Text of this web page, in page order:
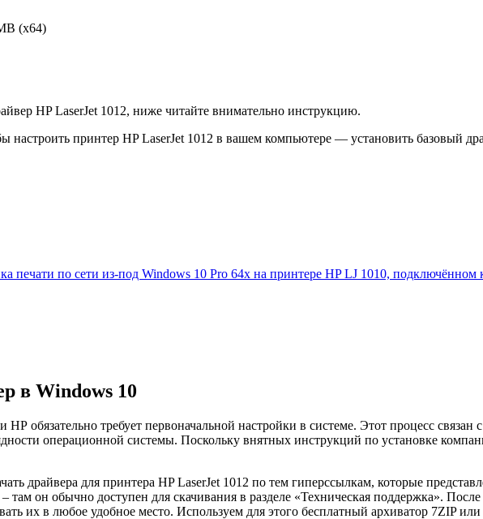
(x64)
HP LaserJet 1012, ниже читайте внимательно инструкцию.
настроить принтер HP LaserJet 1012 в вашем компьютере — установить базовый
печати по сети из-под Windows 10 Pro 64x на принтере HP LJ 1010, подключённом
в Windows 10
обязательно требует первоначальной настройки в системе. Этот процесс
операционной системы. Поскольку внятных инструкций по установке
драйвера для принтера HP LaserJet 1012 по тем гиперссылкам, которые
там он обычно доступен для скачивания в разделе «Техническая поддержка».
их в любое удобное место. Используем для этого бесплатный архиватор 7ZIP